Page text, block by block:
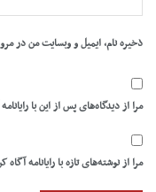
ذخیره نام، ایمیل و وبسایت من در
مرا از دیدگاه‌های پس از این با
مرا از نوشته‌های تازه با رایانامه آگاه